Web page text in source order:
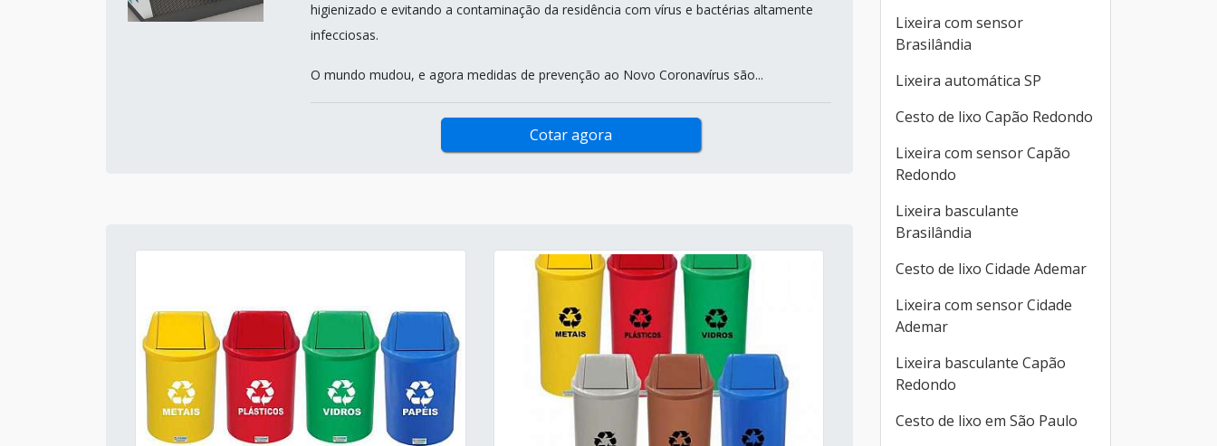
higienizado e evitando a contaminação da residência com vírus e bactérias altamente
infecciosas.
O mundo mudou, e agora medidas de prevenção ao Novo Coronavírus são...
Cotar agora
Lixeira com sensor
Brasilândia
Lixeira automática SP
Cesto de lixo Capão Redondo
Lixeira com sensor Capão
Redondo
Lixeira basculante
Brasilândia
Cesto de lixo Cidade Ademar
Lixeira com sensor Cidade
Ademar
Lixeira basculante Capão
Redondo
Cesto de lixo em São Paulo